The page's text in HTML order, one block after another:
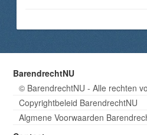
BarendrechtNU
© BarendrechtNU - Alle rechten
Copyrightbeleid BarendrechtNU
Algmene Voorwaarden